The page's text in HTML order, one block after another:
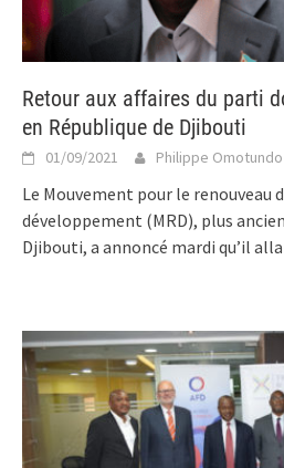
Retour aux affaires du parti
en République de Djibouti
01/09/2021 Philippe Omotundo
Le Mouvement pour le renouveau
développement (MRD), plus
Djibouti, a annoncé mardi qu’il